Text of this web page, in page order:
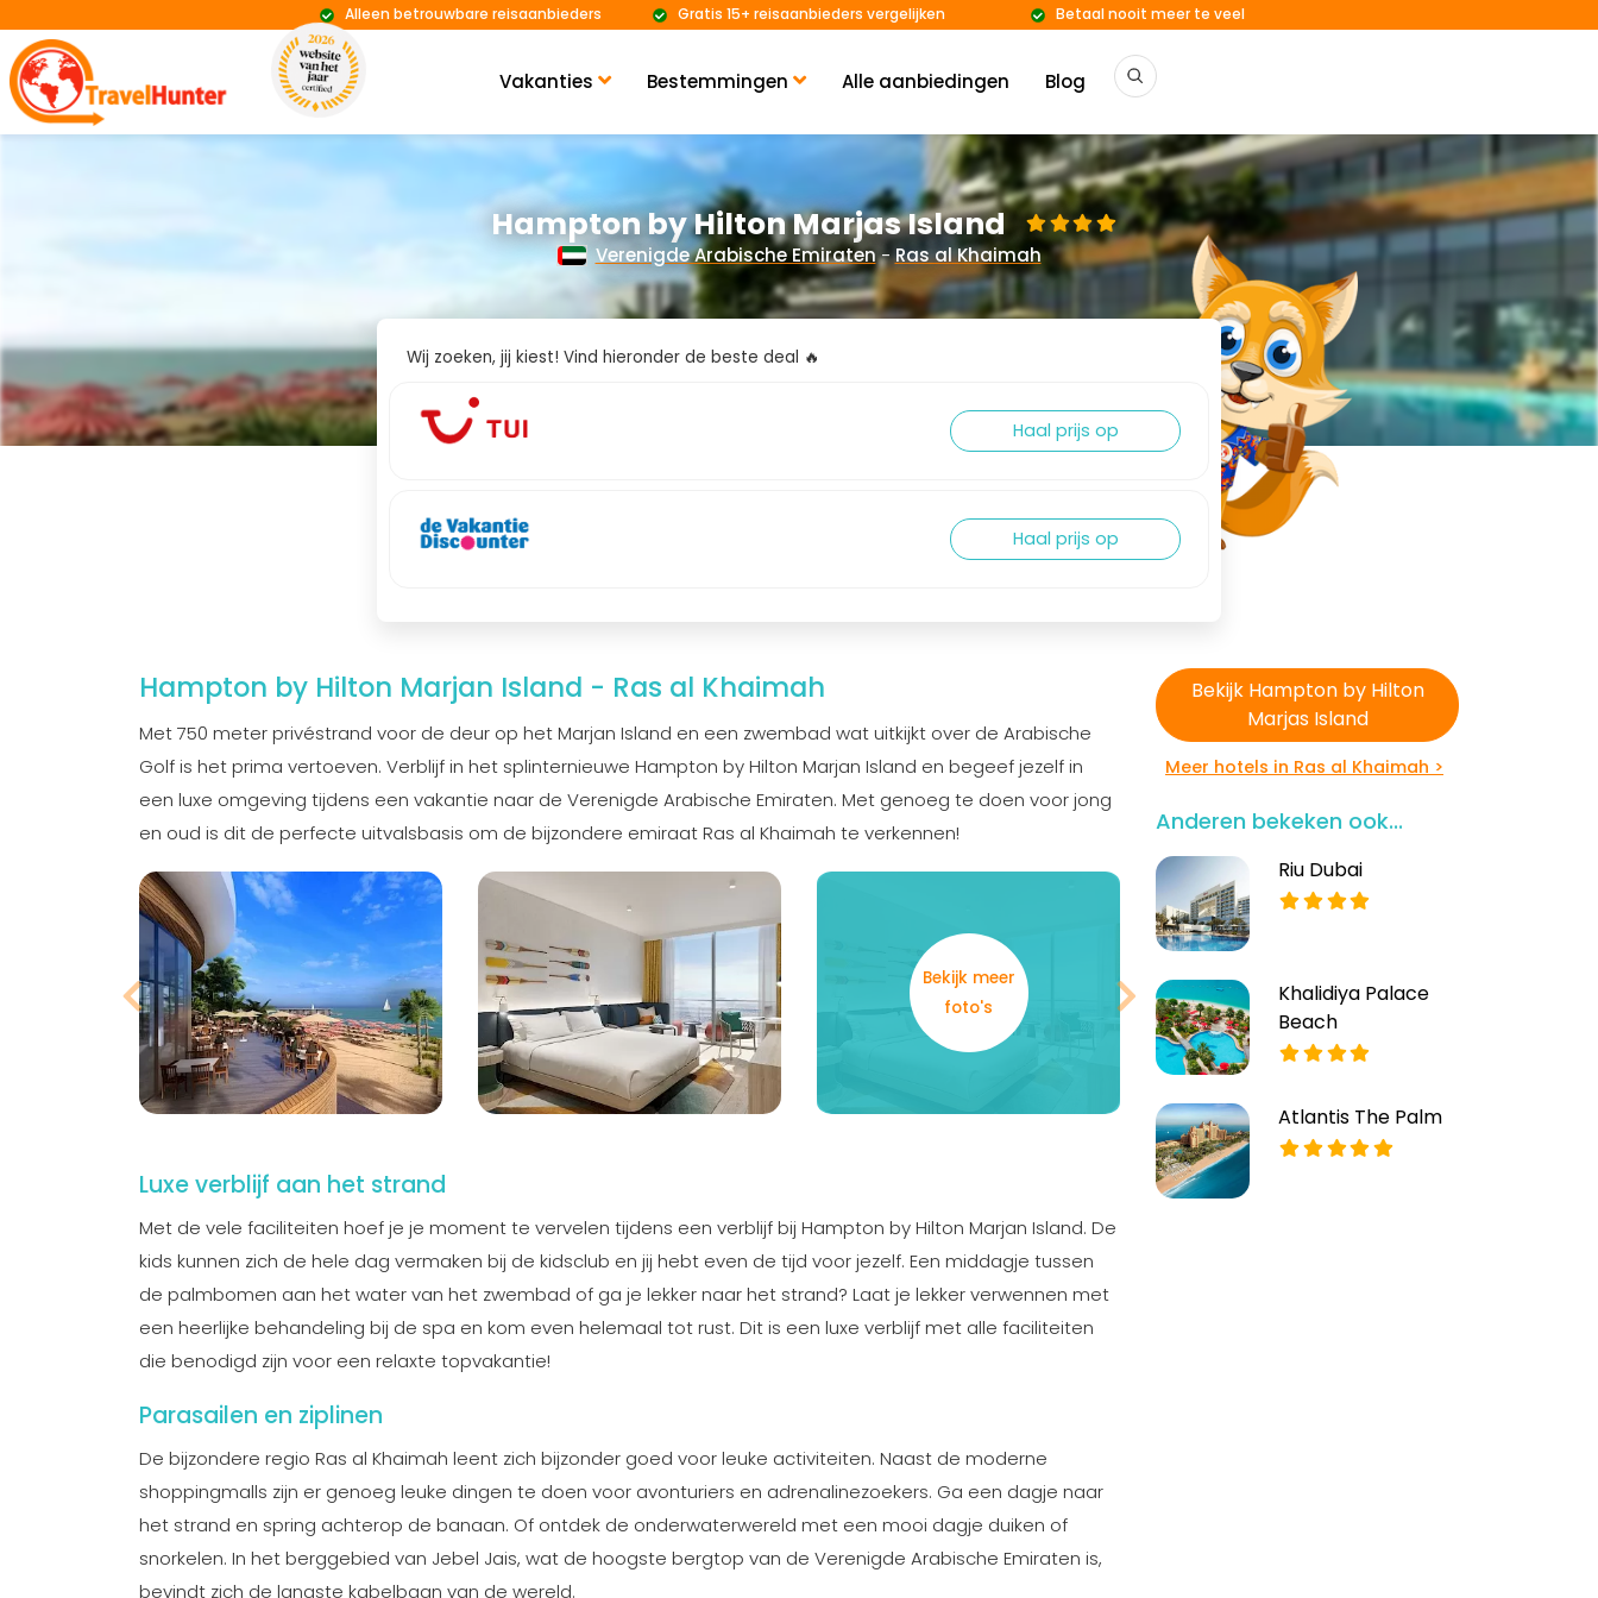
Vakanties Bestemmingen Alle aanbiedingen Blog
Alleen betrouwbare reisaanbieders Gratis 15+ reisaanbieders vergelijken Betaal nooit meer te veel
Hampton by Hilton Marjas Island
Verenigde Arabische Emiraten-Ras al Khaimah
Wij zoeken, jij kiest! Vind hieronder de beste deal 🔥
Haal prijs op
Haal prijs op
Hampton by Hilton Marjan Island - Ras al Khaimah
Met 750 meter privéstrand voor de deur op het Marjan Island en een zwembad wat uitkijkt over de Arabische
Golf is het prima vertoeven. Verblijf in het splinternieuwe Hampton by Hilton Marjan Island en begeef jezelf in
een luxe omgeving tijdens een vakantie naar de Verenigde Arabische Emiraten. Met genoeg te doen voor jong
en oud is dit de perfecte uitvalsbasis om de bijzondere emiraat Ras al Khaimah te verkennen!
Bekijk meer
foto's
Luxe verblijf aan het strand
Met de vele faciliteiten hoef je je moment te vervelen tijdens een verblijf bij Hampton by Hilton Marjan Island. De
kids kunnen zich de hele dag vermaken bij de kidsclub en jij hebt even de tijd voor jezelf. Een middagje tussen
de palmbomen aan het water van het zwembad of ga je lekker naar het strand? Laat je lekker verwennen met
een heerlijke behandeling bij de spa en kom even helemaal tot rust. Dit is een luxe verblijf met alle faciliteiten
die benodigd zijn voor een relaxte topvakantie!
Parasailen en ziplinen
De bijzondere regio Ras al Khaimah leent zich bijzonder goed voor leuke activiteiten. Naast de moderne
shoppingmalls zijn er genoeg leuke dingen te doen voor avonturiers en adrenalinezoekers. Ga een dagje naar
het strand en spring achterop de banaan. Of ontdek de onderwaterwereld met een mooi dagje duiken of
snorkelen. In het berggebied van Jebel Jais, wat de hoogste bergtop van de Verenigde Arabische Emiraten is,
bevindt zich de langste kabelbaan van de wereld.
Bekijk Hampton by Hilton
Marjas Island
Meer hotels in Ras al Khaimah >
Anderen bekeken ook...
Riu Dubai
Khalidiya Palace
Beach
Atlantis The Palm